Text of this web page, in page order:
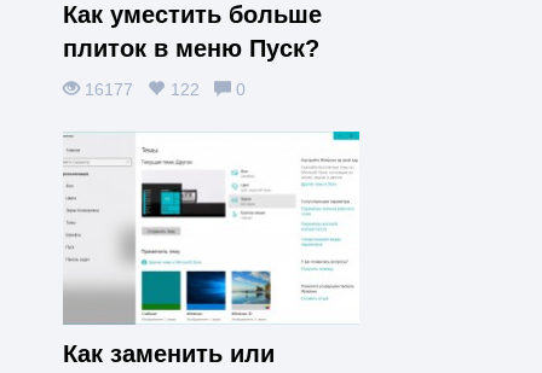
Как уместить больше
плиток в меню Пуск?
16177 122 0
Как заменить или